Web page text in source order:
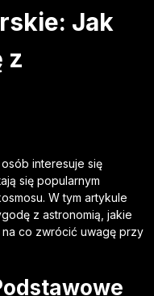
Jak
z
interesuje się
się popularnym
W tym artykule
z astronomią, jakie
co zwrócić uwagę przy